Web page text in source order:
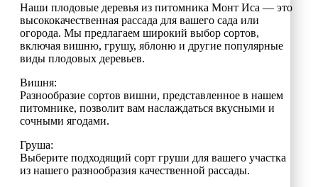
Наши плодовые деревья из питомника Монт Иса — это
высококачественная рассада для вашего сада или
огорода. Мы предлагаем широкий выбор сортов,
включая вишню, грушу, яблоню и другие популярные
виды плодовых деревьев.
Вишня:
Разнообразие сортов вишни, представленное в нашем
питомнике, позволит вам наслаждаться вкусными и
сочными ягодами.
Груша:
Выберите подходящий сорт груши для вашего участка
из нашего разнообразия качественной рассады.